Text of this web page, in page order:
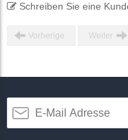
Schreiben Sie eine
Vorherige Weiter